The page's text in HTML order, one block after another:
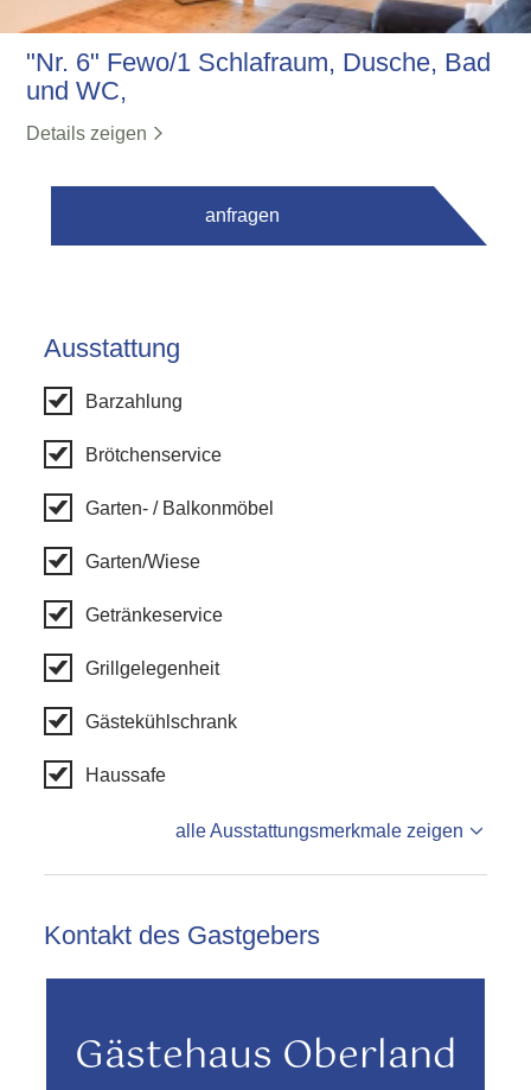
"Nr. 6" Fewo/1 Schlafraum, Dusche, Bad
und WC,
Details zeigen
anfragen
Ausstattung
Barzahlung
Brötchenservice
Garten- / Balkonmöbel
Garten/Wiese
Getränkeservice
Grillgelegenheit
Gästekühlschrank
Haussafe
alle Ausstattungsmerkmale zeigen
Kontakt des Gastgebers
Gästehaus Oberland